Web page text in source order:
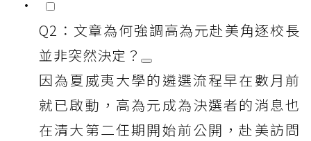
Q2：文章為何強調高為元赴美角逐校長
並非突然決定？
因為夏威夷大學的遴選流程早在數月前
就已啟動，高為元成為決選者的消息也
在清大第二任期開始前公開，赴美訪問